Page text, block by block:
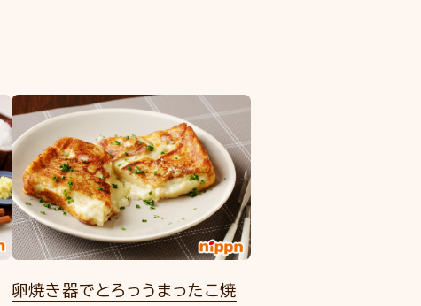
卵焼き器でとろっうまったこ焼